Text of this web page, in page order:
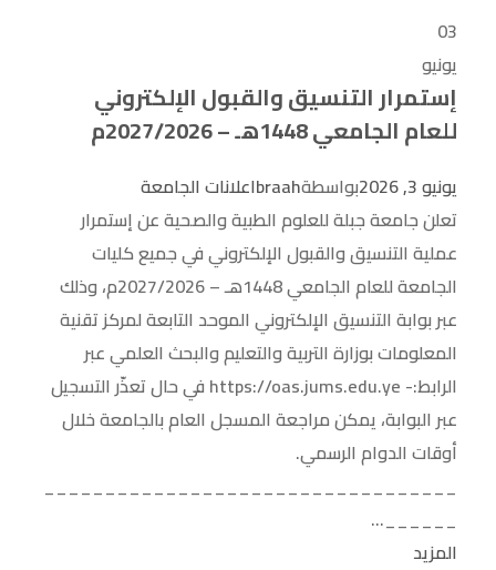
03
يونيو
إستمرار التنسيق والقبول الإلكتروني
للعام الجامعي 1448هـ – 2027/2026م
يونيو 3, 2026 بواسطةbraahاعلانات الجامعة
تعلن جامعة جبلة للعلوم الطبية والصحية عن إستمرار
عملية التنسيق والقبول الإلكتروني في جميع كليات
الجامعة للعام الجامعي 1448هـ – 2027/2026م، وذلك
عبر بوابة التنسيق الإلكتروني الموحد التابعة لمركز تقنية
المعلومات بوزارة التربية والتعليم والبحث العلمي عبر
الرابط:- https://oas.jums.edu.ye في حال تعذّر التسجيل
عبر البوابة، يمكن مراجعة المسجل العام بالجامعة خلال
أوقات الدوام الرسمي.
__________________________________
______...
المزيد